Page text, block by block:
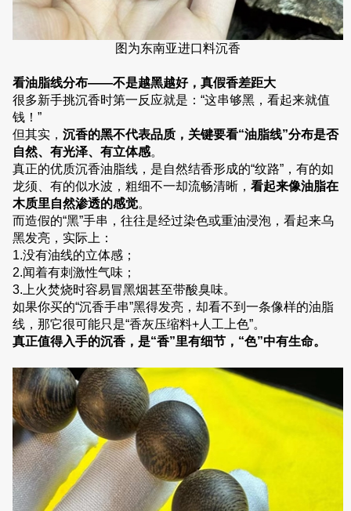
图为东南亚进口料沉香
看油脂线分布——不是越黑越好，真假香差距大
很多新手挑沉香时第一反应就是：“这串够黑，看起来就值
钱！”
但其实， 沉香的黑不代表品质，关键要看“油脂线”分布是否
自然、有光泽、有立体感。
真正的优质沉香油脂线，是自然结香形成的“纹路”，有的如
龙须、有的似水波，粗细不一却流畅清晰， 看起来像油脂在
木质里自然渗透的感觉。
而造假的“黑”手串，往往是经过染色或重油浸泡，看起来乌
黑发亮，实际上：
1.没有油线的立体感；
2.闻着有刺激性气味；
3.上火焚烧时容易冒黑烟甚至带酸臭味。
如果你买的“沉香手串”黑得发亮，却看不到一条像样的油脂
线，那它很可能只是“香灰压缩料+人工上色”。
真正值得入手的沉香，是“香”里有细节，“色”中有生命。